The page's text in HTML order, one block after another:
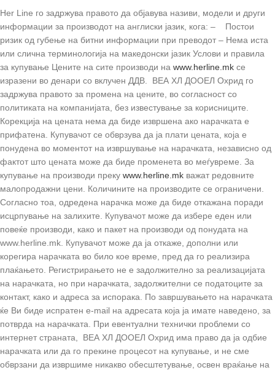
Her Line го задржува правото да објавува називи, модели и други
информации за производот на англиски јазик, кога: – Постои
ризик од губење на битни информации при преводот – Нема иста
или слична терминологија на македонски јазик Услови и правила
за купување Цените на сите производи на www.herline.mk се
изразени во денари со вклучен ДДВ. ВЕА ХЛ ДООЕЛ Охрид го
задржува правото за промена на цените, во согласност со
политиката на компанијата, без известување за корисниците.
Корекција на цената нема да биде извршена ако нарачката е
прифатена. Купувачот се обврзува да ја плати цената, која е
понудена во моментот на извршување на нарачката, независно од
фактот што цената може да биде променета во меѓувреме. За
купување на производи преку www.herline.mk важат редовните
малопродажни цени. Количините на производите се ограничени.
Согласно тоа, одредена нарачка може да биде откажана поради
исцрпување на залихите. Купувачот може да избере еден или
повеќе производи, како и пакет на производи од понудата на
www.herline.mk. Купувачот може да ја откаже, дополни или
корегира нарачката во било кое време, пред да го реализира
плаќањето. Регистрирањето не е задолжително за реализацијата
на нарачката, но при нарачката, задолжителни се податоците за
контакт, како и адреса за испорака. По завршувањето на нарачката
ќе Ви биде испратен e-mail на адресата која ја имате наведено, за
потврда на нарачката. При евентуални технички проблеми со
интернет страната, ВЕА ХЛ ДООЕЛ Охрид има право да ја одбие
нарачката или да го прекине процесот на купување, и не сме
обврзани да извршиме никакво обесштетување, освен враќање на